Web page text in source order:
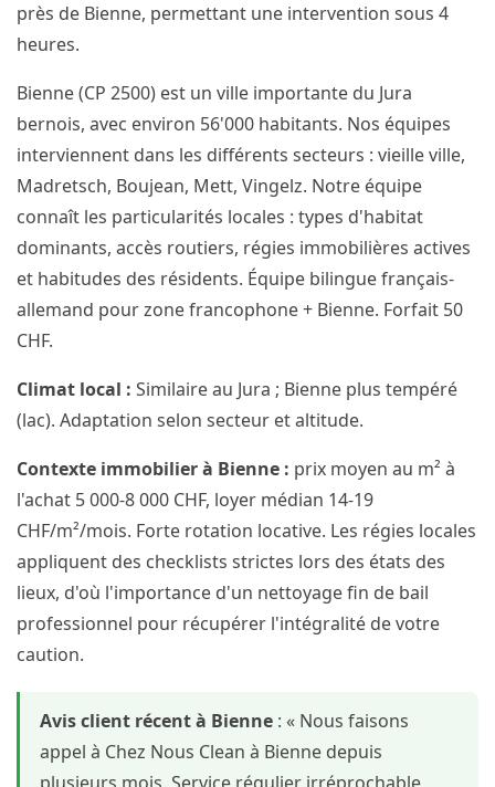
près de Bienne, permettant une intervention sous 4
heures.
Bienne (CP 2500) est un ville importante du Jura
bernois, avec environ 56'000 habitants. Nos équipes
interviennent dans les différents secteurs : vieille ville,
Madretsch, Boujean, Mett, Vingelz. Notre équipe
connaît les particularités locales : types d'habitat
dominants, accès routiers, régies immobilières actives
et habitudes des résidents. Équipe bilingue français-
allemand pour zone francophone + Bienne. Forfait 50
CHF.
Climat local : Similaire au Jura ; Bienne plus tempéré
(lac). Adaptation selon secteur et altitude.
Contexte immobilier à Bienne : prix moyen au m² à
l'achat 5 000-8 000 CHF, loyer médian 14-19
CHF/m²/mois. Forte rotation locative. Les régies locales
appliquent des checklists strictes lors des états des
lieux, d'où l'importance d'un nettoyage fin de bail
professionnel pour récupérer l'intégralité de votre
caution.
Avis client récent à Bienne : « Nous faisons
appel à Chez Nous Clean à Bienne depuis